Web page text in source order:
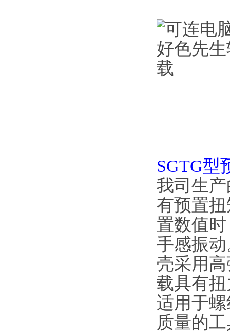
SGTG型
我司生
有预置扭
置数值时
手感振动
壳采用高
载具有扭
适用于螺
质量的工